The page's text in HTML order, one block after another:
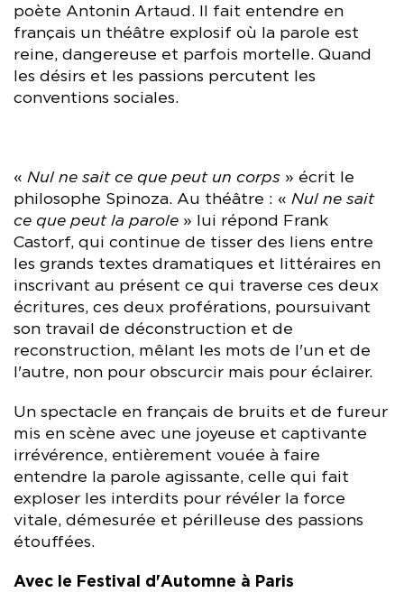
poète Antonin Artaud. Il fait entendre en
français un théâtre explosif où la parole est
reine, dangereuse et parfois mortelle. Quand
les désirs et les passions percutent les
conventions sociales.
« Nul ne sait ce que peut un corps » écrit le
philosophe Spinoza. Au théâtre : « Nul ne sait
ce que peut la parole » lui répond Frank
Castorf, qui continue de tisser des liens entre
les grands textes dramatiques et littéraires en
inscrivant au présent ce qui traverse ces deux
écritures, ces deux proférations, poursuivant
son travail de déconstruction et de
reconstruction, mêlant les mots de l'un et de
l'autre, non pour obscurcir mais pour éclairer.
Un spectacle en français de bruits et de fureur
mis en scène avec une joyeuse et captivante
irrévérence, entièrement vouée à faire
entendre la parole agissante, celle qui fait
exploser les interdits pour révéler la force
vitale, démesurée et périlleuse des passions
étouffées.
Avec le Festival d'Automne à Paris